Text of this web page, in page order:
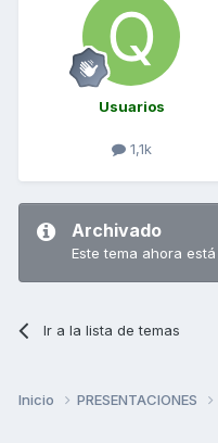
Usuarios
1,1k
Archivado
Este tema ahora
Ir a la lista de temas
Inicio PRESENTACIONES